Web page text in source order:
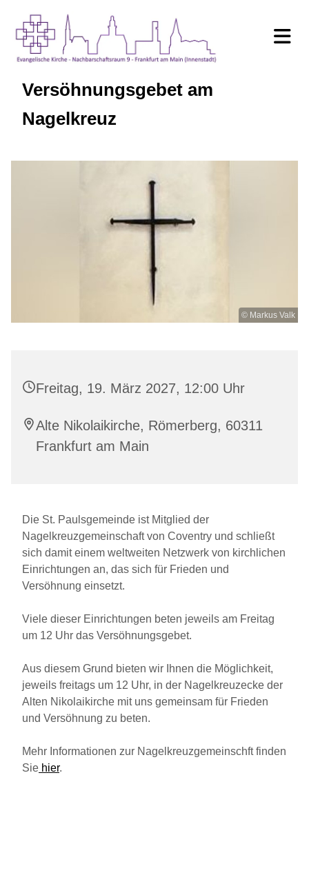
Versöhnungsgebet am
Nagelkreuz
© Markus Valk
Freitag, 19. März 2027, 12:00 Uhr
Alte Nikolaikirche, Römerberg, 60311
Frankfurt am Main
Die St. Paulsgemeinde ist Mitglied der
Nagelkreuzgemeinschaft von Coventry und schließt
sich damit einem weltweiten Netzwerk von kirchlichen
Einrichtungen an, das sich für Frieden und
Versöhnung einsetzt.
Viele dieser Einrichtungen beten jeweils am Freitag
um 12 Uhr das Versöhnungsgebet.
Aus diesem Grund bieten wir Ihnen die Möglichkeit,
jeweils freitags um 12 Uhr, in der Nagelkreuzecke der
Alten Nikolaikirche mit uns gemeinsam für Frieden
und Versöhnung zu beten.
Mehr Informationen zur Nagelkreuzgemeinschft finden
Sie hier.